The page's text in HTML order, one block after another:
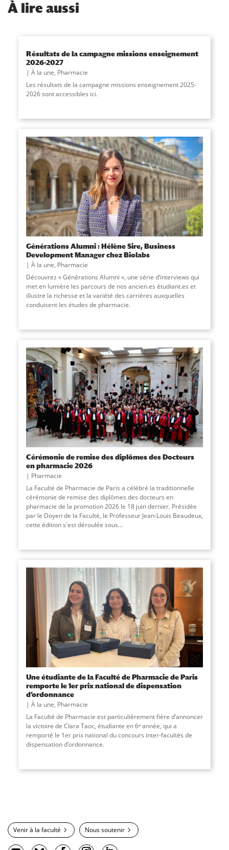
À lire aussi
Résultats de la campagne missions enseignement
2026-2027
À la une, Pharmacie
Les résultats de la campagne missions enseignement 2025-
2026 sont accessibles ici.
Générations Alumni : Hélène Sire, Business
Development Manager chez Biolabs
À la une, Pharmacie
Découvrez « Générations Alumni », une série d’interviews qui
met en lumière les parcours de nos ancien.es étudiant.es et
illustre la richesse et la variété des carrières auxquelles
conduisent les études de pharmacie.
Cérémonie de remise des diplômes des Docteurs
en pharmacie 2026
Pharmacie
La Faculté de Pharmacie de Paris a célébré la traditionnelle
cérémonie de remise des diplômes des docteurs en
pharmacie de la promotion 2026 le 18 juin dernier. Présidée
par le Doyen de la Faculté, le Professeur Jean-Louis Beaudeux,
cette édition s'est déroulée sous...
Une étudiante de la Faculté de Pharmacie de Paris
remporte le 1er prix national de dispensation
d’ordonnance
À la une, Pharmacie
La Faculté de Pharmacie est particulièrement fière d’annoncer
la victoire de Clara Taoc, étudiante en 6ᵉ année, qui a
remporté le 1er prix national du concours inter-facultés de
dispensation d’ordonnance.
Venir à la faculté Nous soutenir